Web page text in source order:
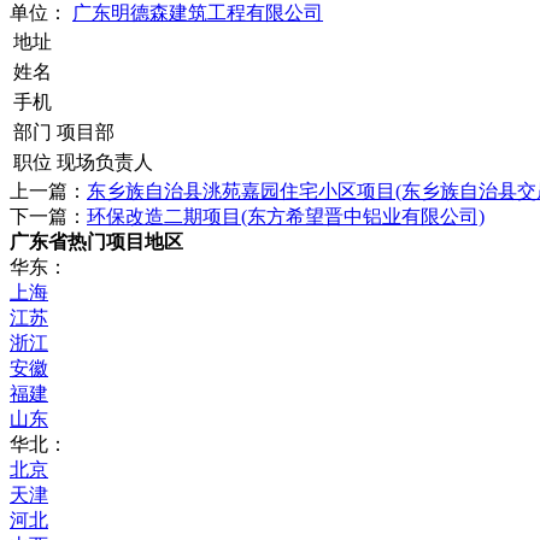
单位：
广东明德森建筑工程有限公司
地址
姓名
手机
部门 项目部
职位 现场负责人
上一篇： 东乡族自治县洮苑嘉园住宅小区项目(东乡族自治县
下一篇： 环保改造二期项目(东方希望晋中铝业有限公司)
广东省热门项目地区
华东：
上海
江苏
浙江
安徽
福建
山东
华北：
北京
天津
河北